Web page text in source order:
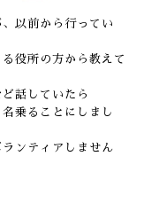
以前から行ってい
役所の方から教えて
話していたら
乗ることにしまし
ンティアしません